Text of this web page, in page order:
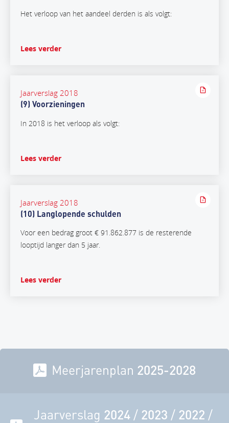
Het verloop van het aandeel derden is als volgt:
Lees verder
Jaarverslag 2018
(9) Voorzieningen
In 2018 is het verloop als volgt:
Lees verder
Jaarverslag 2018
(10) Langlopende schulden
Voor een bedrag groot € 91.862.877 is de resterende
looptijd langer dan 5 jaar.
Lees verder
Meerjarenplan 2025-2028
Jaarverslag 2024/ 2023 / 2022 /